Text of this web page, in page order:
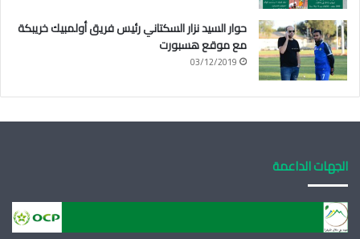
حوار السيد نزار السكتاني رئيس فريق أولمبيك خريبكة
مع موقع هسبورت
03/12/2019
الجهات الداعمة